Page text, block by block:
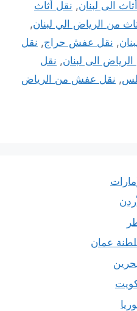
الى لبنان, نقل أثاث
من الرياض الي لبنان,
, نقل عفش حراج, نقل
الى لبنان, نقل
, نقل عفش من الرياض
عمان